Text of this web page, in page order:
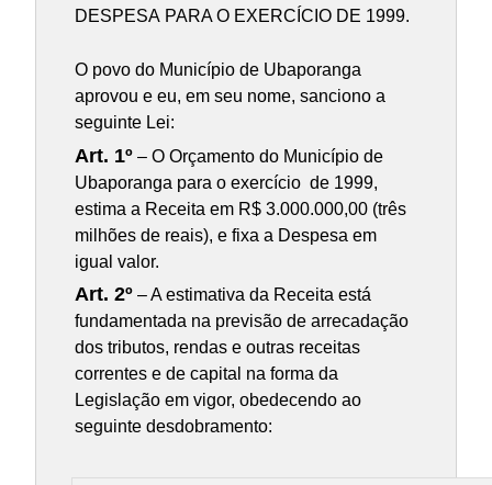
DESPESA PARA O EXERCÍCIO DE 1999.
O povo do Município de Ubaporanga
aprovou e eu, em seu nome, sanciono a
seguinte Lei:
Art. 1º – O Orçamento do Município de
Ubaporanga para o exercício de 1999,
estima a Receita em R$ 3.000.000,00 (três
milhões de reais), e fixa a Despesa em
igual valor.
Art. 2º – A estimativa da Receita está
fundamentada na previsão de arrecadação
dos tributos, rendas e outras receitas
correntes e de capital na forma da
Legislação em vigor, obedecendo ao
seguinte desdobramento: